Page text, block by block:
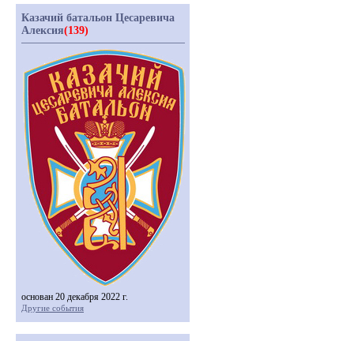
Казачий батальон Цесаревича
Алексия(139)
основан 20 декабря 2022 г.
Другие события